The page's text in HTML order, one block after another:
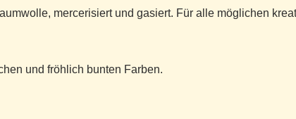
mercerisiert und gasiert. Für alle möglichen
und fröhlich bunten Farben.